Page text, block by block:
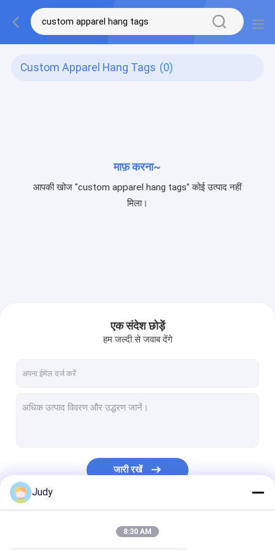
Custom Apparel Hang Tags (0)
माफ़ करना~
आपकी खोज "custom apparel hang tags" कोई उत्पाद नहीं
मिला।
एक संदेश छोड़ें
हम जल्दी से जवाब देंगे
जारी रखें
Judy
8:30 AM